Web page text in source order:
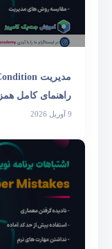
راهنمای کامل
9 آوریل 2026